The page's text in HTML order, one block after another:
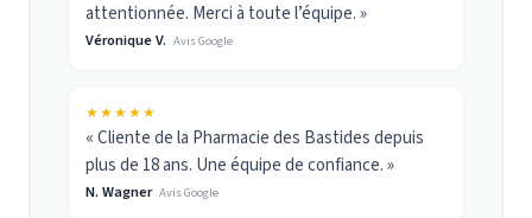
attentionnée. Merci à toute l’équipe. »
Véronique V. Avis Google
★★★★★
« Cliente de la Pharmacie des Bastides depuis
plus de 18 ans. Une équipe de confiance. »
N. Wagner Avis Google